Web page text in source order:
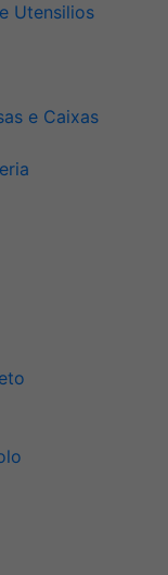
Utensilios
e Caixas